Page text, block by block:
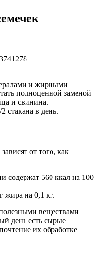
и жирными
полноценной заменой
и свинина.
стакана в день.
от того, как
содержат 560 ккал на 100
жира на 0,1 кг.
веществами
день есть сырые
их обработке